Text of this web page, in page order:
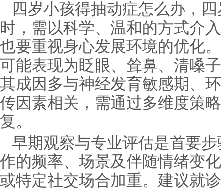
四岁小孩得抽动症怎么办，
时，需以科学、温和的方式介
也要重视身心发展环境的优化
可能表现为眨眼、耸鼻、清嗓
其成因多与神经发育敏感期、
传因素相关，需通过多维度策
复。
早期观察与专业评估是首要
作的频率、场景及伴随情绪变
或特定社交场合加重。建议就